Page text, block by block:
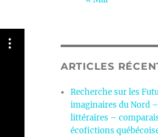
ARTICLES
Recherche sur les
imaginaires du Nord
littéraires –
écofictions